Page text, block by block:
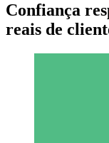
Confiança
reais de